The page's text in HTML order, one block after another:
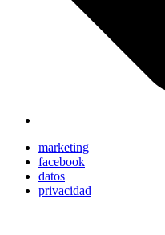
marketing
facebook
datos
privacidad